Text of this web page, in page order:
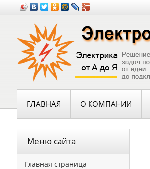
ГЛАВНАЯ О КОМПАНИИ
Меню сайта
Главная страница